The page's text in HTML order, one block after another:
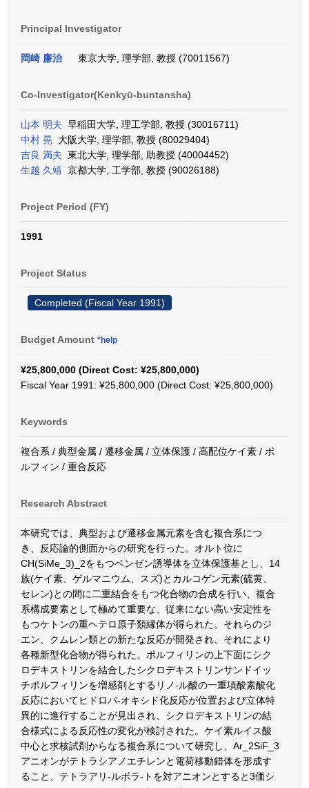
Principal Investigator
岡崎 廉治 東京大学, 理学部, 教授 (70011567)
Co-Investigator(Kenkyū-buntansha)
山本 明夫 早稲田大学, 理工学部, 教授 (30016711)
中村 晃 大阪大学, 理学部, 教授 (80029404)
吉良 満夫 東北大学, 理学部, 助教授 (40004452)
生越 久靖 京都大学, 工学部, 教授 (90026188)
Project Period (FY)
1991
Project Status
Completed (Fiscal Year 1991)
Budget Amount *help
¥25,800,000 (Direct Cost: ¥25,800,000)
Fiscal Year 1991: ¥25,800,000 (Direct Cost: ¥25,800,000)
Keywords
複合系 / 典型金属 / 遷移金属 / 立体保護 / 高配位ケイ素 / ポ
ルフィン / 重合反応
Research Abstract
本研究では、典型および遷移金属元素を含む複合系につ
き、反応論的側面からの研究を行った。オルト位に
CH(SiMe_3)_2をもつベンゼン誘導体を立体保護基とし、14
族(ケイ素、ゲルマニウム、スズ)とカルコゲン元素(硫黄、
セレン)との間に二重結合をもつ化合物の合成を行い、複合
系構成要素として極めて重要な、従来にない高い安定性を
もつケトンの重ヘテロ原子類縁体が得られた。それらのジ
エン、クムレン類との新たな反応が開発され、それにより
各種新型化合物が得られた。ポルフィリンの上下面にシク
ロデキストリンを結合したシクロデキストリンサンドイッ
チポルフィリンを増感剤とするリノ-ル酸の一重項酸素酸化
反応においてヒドロパ-オキシド化反応が位置および立体特
異的に進行することが見出され、シクロデキストリンの結
合様式による反応性の変化が検討された。ケイ素ルイス酸
中心と求核試剤からなる複合系について研究し、Ar_2SiF_3
アニオンがテトラシアノエチレンと電荷移動錯体を形成す
ること、テトラアリ-ルボラ-トを対アニオンとすると3価シ